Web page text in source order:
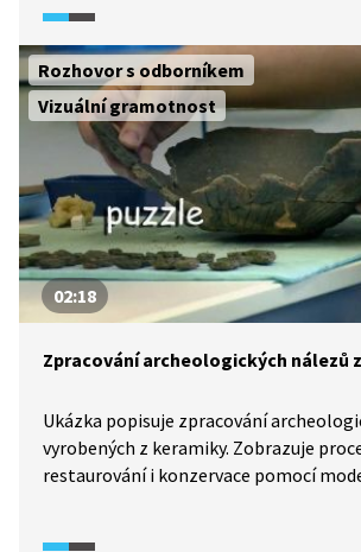
1716 až 1754. Dílo architekta Václava
s Mariánským sloupem na Dolním
kašnami nejen dominantou hlavních
prostranství, ale především výraznou
vrcholného baroka.
Rozhovor s odborníkem
Vizuální gramotnost
02:18
Zpracování archeologických nálezů
Ukázka popisuje zpracování
vyrobených z keramiky. Zobrazuje
restaurování i konzervace pomocí